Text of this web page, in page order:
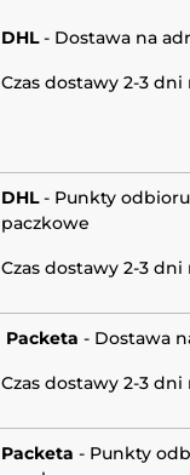
DHL- Dostawa na
Czas dostawy 2-3 dni
DHL- Punkty
paczkowe
Czas dostawy 2-3 dni
Packeta - Dostawa
Czas dostawy 2-3 dni
Packeta - Punkty